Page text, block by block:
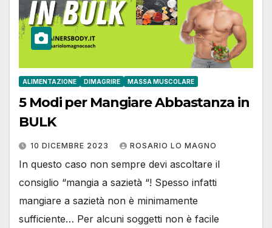
ALIMENTAZIONE DIMAGRIRE MASSA MUSCOLARE
5 Modi per Mangiare Abbastanza in
BULK
10 DICEMBRE 2023 ROSARIO LO MAGNO
In questo caso non sempre devi ascoltare il
consiglio “mangia a sazietà “! Spesso infatti
mangiare a sazietà non è minimamente
sufficiente… Per alcuni soggetti non è facile